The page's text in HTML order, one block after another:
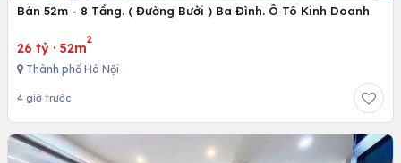
Bán 52m - 8 Tầng. ( Đường Bưởi ) Ba Đình. Ô Tô Kinh Doanh
26 tỷ · 52m
2
Thành phố Hà Nội
4 giờ trước